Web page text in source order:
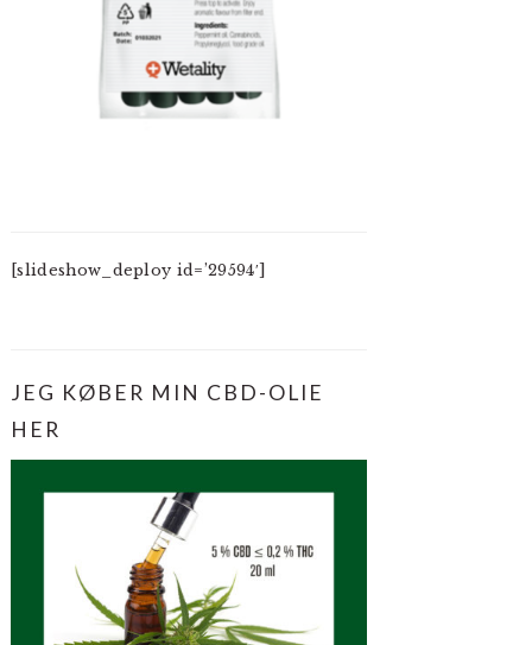
[slideshow_deploy id=’29594′]
JEG KØBER MIN CBD-OLIE
HER